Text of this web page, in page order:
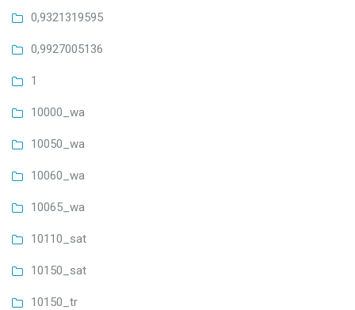
0,9321319595
0,9927005136
1
10000_wa
10050_wa
10060_wa
10065_wa
10110_sat
10150_sat
10150_tr